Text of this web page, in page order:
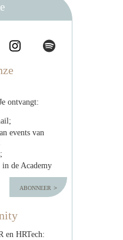
ontvangt:
events van
de Academy
abonneer
en HRTech: